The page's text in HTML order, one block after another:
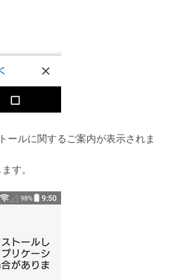
ールに関するご案内が表示されま
す。